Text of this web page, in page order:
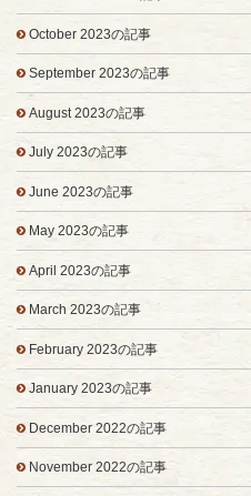
October 2023の記事
September 2023の記事
August 2023の記事
July 2023の記事
June 2023の記事
May 2023の記事
April 2023の記事
March 2023の記事
February 2023の記事
January 2023の記事
December 2022の記事
November 2022の記事